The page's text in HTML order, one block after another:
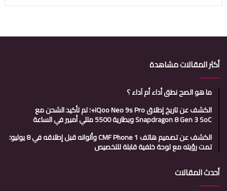
أكثر المقالات مشاهدة
ما هو الصح نطق أداء أم آداء ؟
الكشف عن تاريخ إطلاق iQoo Neo 9s Pro+؛ تم تأكيد الشحن مع
Snapdragon 8 Gen 3 SoC وبطارية 5500 مللي أمبير في الساعة
الكشف عن تصميم هاتف CMF Phone 1 وألوانه قبل إطلاقه في 8 يوليو؛
تمت رؤيته مع لوحة خلفية قابلة للتخصيص
أحدث المقالات